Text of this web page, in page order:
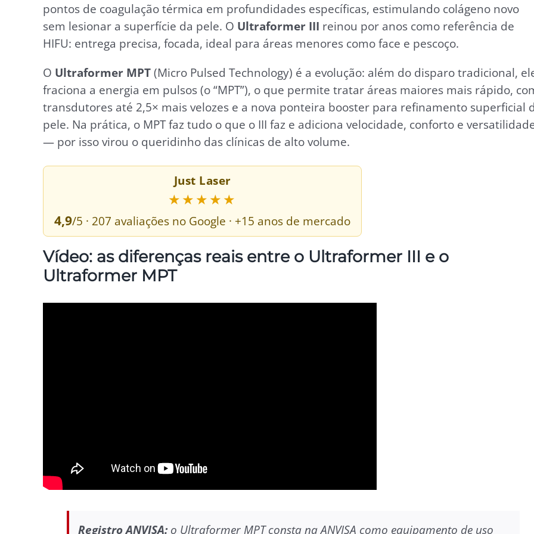
pontos de coagulação térmica em profundidades específicas, estimulando colágeno novo
sem lesionar a superfície da pele. O Ultraformer III reinou por anos como referência de
HIFU: entrega precisa, focada, ideal para áreas menores como face e pescoço.
O Ultraformer MPT (Micro Pulsed Technology) é a evolução: além do disparo tradicional,
fraciona a energia em pulsos (o “MPT”), o que permite tratar áreas maiores mais rápido,
transdutores até 2,5× mais velozes e a nova ponteira booster para refinamento superficial
pele. Na prática, o MPT faz tudo o que o III faz e adiciona velocidade, conforto e
— por isso virou o queridinho das clínicas de alto volume.
Just Laser
★★★★★
4,9/5 · 207 avaliações no Google · +15 anos de mercado
Vídeo: as diferenças reais entre o Ultraformer III e o
Ultraformer MPT
Registro ANVISA:o Ultraformer MPT consta na ANVISA como equipamento de uso